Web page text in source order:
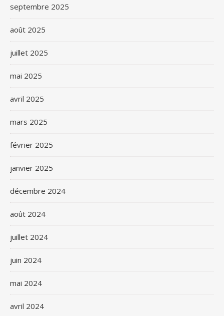
septembre 2025
août 2025
juillet 2025
mai 2025
avril 2025
mars 2025
février 2025
janvier 2025
décembre 2024
août 2024
juillet 2024
juin 2024
mai 2024
avril 2024